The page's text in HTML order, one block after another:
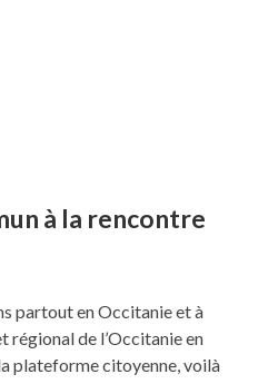
à la rencontre
partout en Occitanie et à
régional de l’Occitanie en
plateforme citoyenne, voilà